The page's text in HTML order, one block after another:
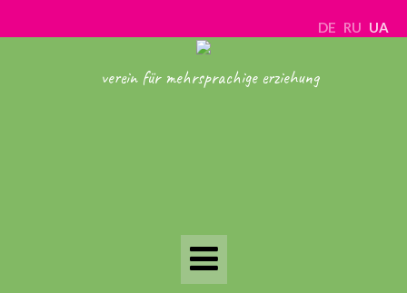
DE RU UA
verein für mehrsprachige erziehung
Toggle
Navigation